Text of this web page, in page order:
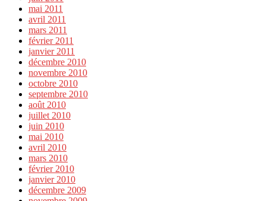
mai 2011
avril 2011
mars 2011
février 2011
janvier 2011
décembre 2010
novembre 2010
octobre 2010
septembre 2010
août 2010
juillet 2010
juin 2010
mai 2010
avril 2010
mars 2010
février 2010
janvier 2010
décembre 2009